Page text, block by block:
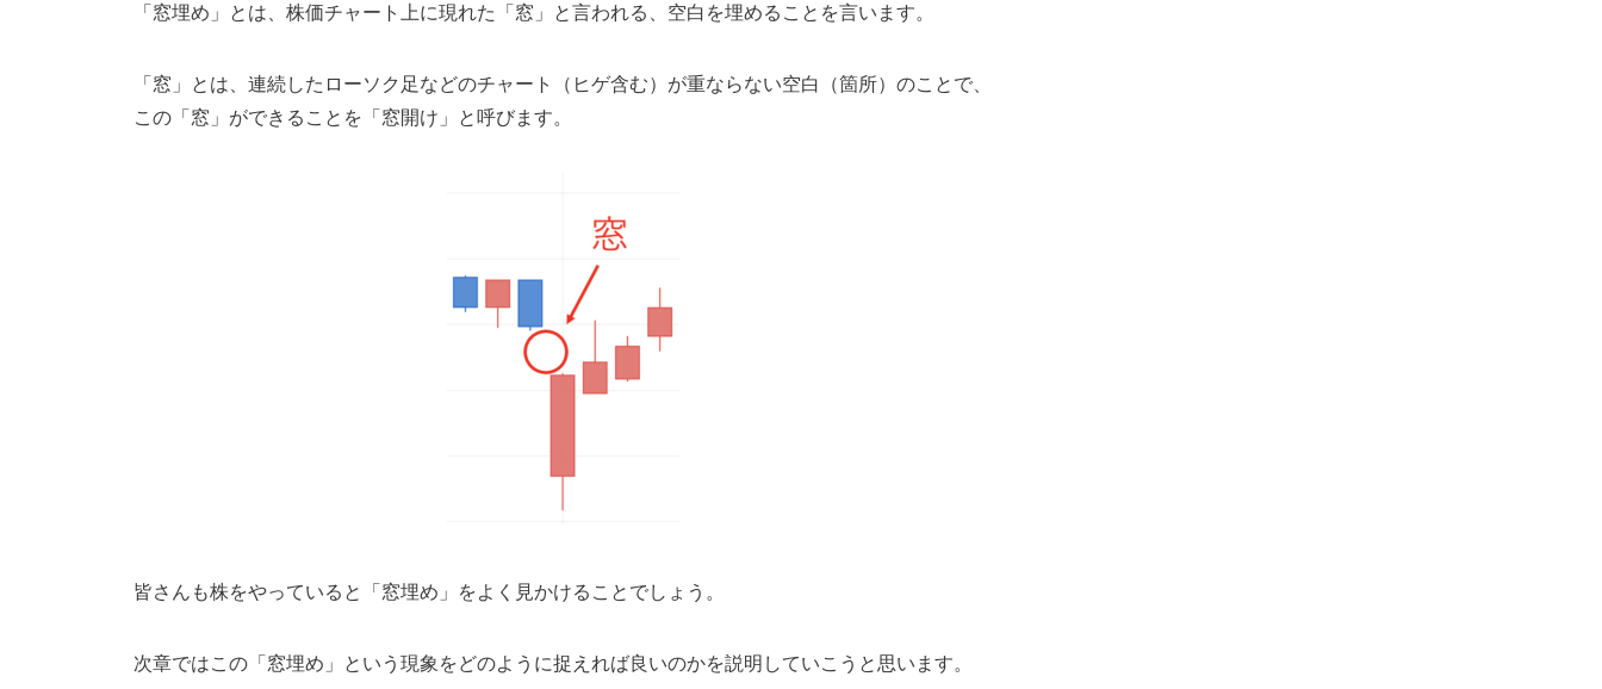
「窓埋め」とは、株価チャート上に現れた「窓」と言われる、空白を埋めることを言います。
「窓」とは、連続したローソク足などのチャート（ヒゲ含む）が重ならない空白（箇所）のことで、
この「窓」ができることを「窓開け」と呼びます。
皆さんも株をやっていると「窓埋め」をよく見かけることでしょう。
次章ではこの「窓埋め」という現象をどのように捉えれば良いのかを説明していこうと思います。